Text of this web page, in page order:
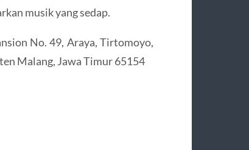
musik yang sedap.
No. 49, Araya, Tirtomoyo,
Malang, Jawa Timur 65154